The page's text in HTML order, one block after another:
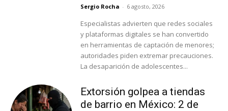
Sergio Rocha - 6 agosto, 2026
Especialistas advierten que redes sociales
y plataformas digitales se han convertido
en herramientas de captación de menores;
autoridades piden extremar precauciones.
La desaparición de adolescentes...
Extorsión golpea a tiendas
de barrio en México: 2 de